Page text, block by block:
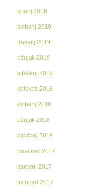
lipanj 2019
svibanj 2019
travanj 2019
ožujak 2019
siječanj 2019
kolovoz 2018
svibanj 2018
ožujak 2018
siječanj 2018
prosinac 2017
studeni 2017
listopad 2017